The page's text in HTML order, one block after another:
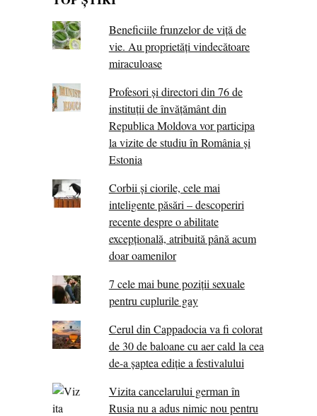
Beneficiile frunzelor de viță de
vie. Au proprietăţi vindecătoare
miraculoase
Profesori și directori din 76 de
instituții de învățământ din
Republica Moldova vor participa
la vizite de studiu în România și
Estonia
Corbii şi ciorile, cele mai
inteligente păsări – descoperiri
recente despre o abilitate
excepţională, atribuită până acum
doar oamenilor
7 cele mai bune poziții sexuale
pentru cuplurile gay
Cerul din Cappadocia va fi colorat
de 30 de baloane cu aer cald la cea
de-a șaptea ediție a festivalului
Vizita cancelarului german în
Rusia nu a adus nimic nou pentru